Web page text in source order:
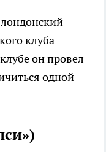
клуба
он провел
одной